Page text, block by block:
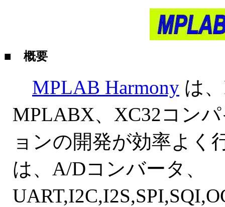
■ 概要
MPLAB Harmony は
MPLABX、XC32コン
ョンの開発が効率よく
は、A/Dコンバータ、